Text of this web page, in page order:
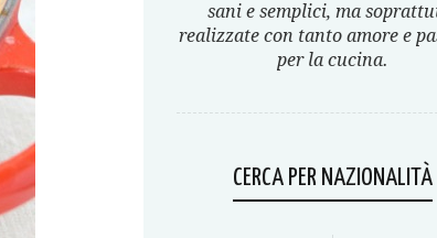
sani e semplici, ma
realizzate con tanto amore e
per la cucina.
CERCA PER NAZIONALITÀ